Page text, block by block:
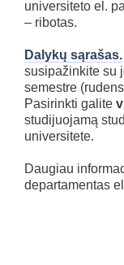
universiteto el.
– ribotas.
Dalykų sąrašas.
susipažinkite su
semestre
Pasirinkti galite
studijuojamą
universitete.
Daugiau
departamentas